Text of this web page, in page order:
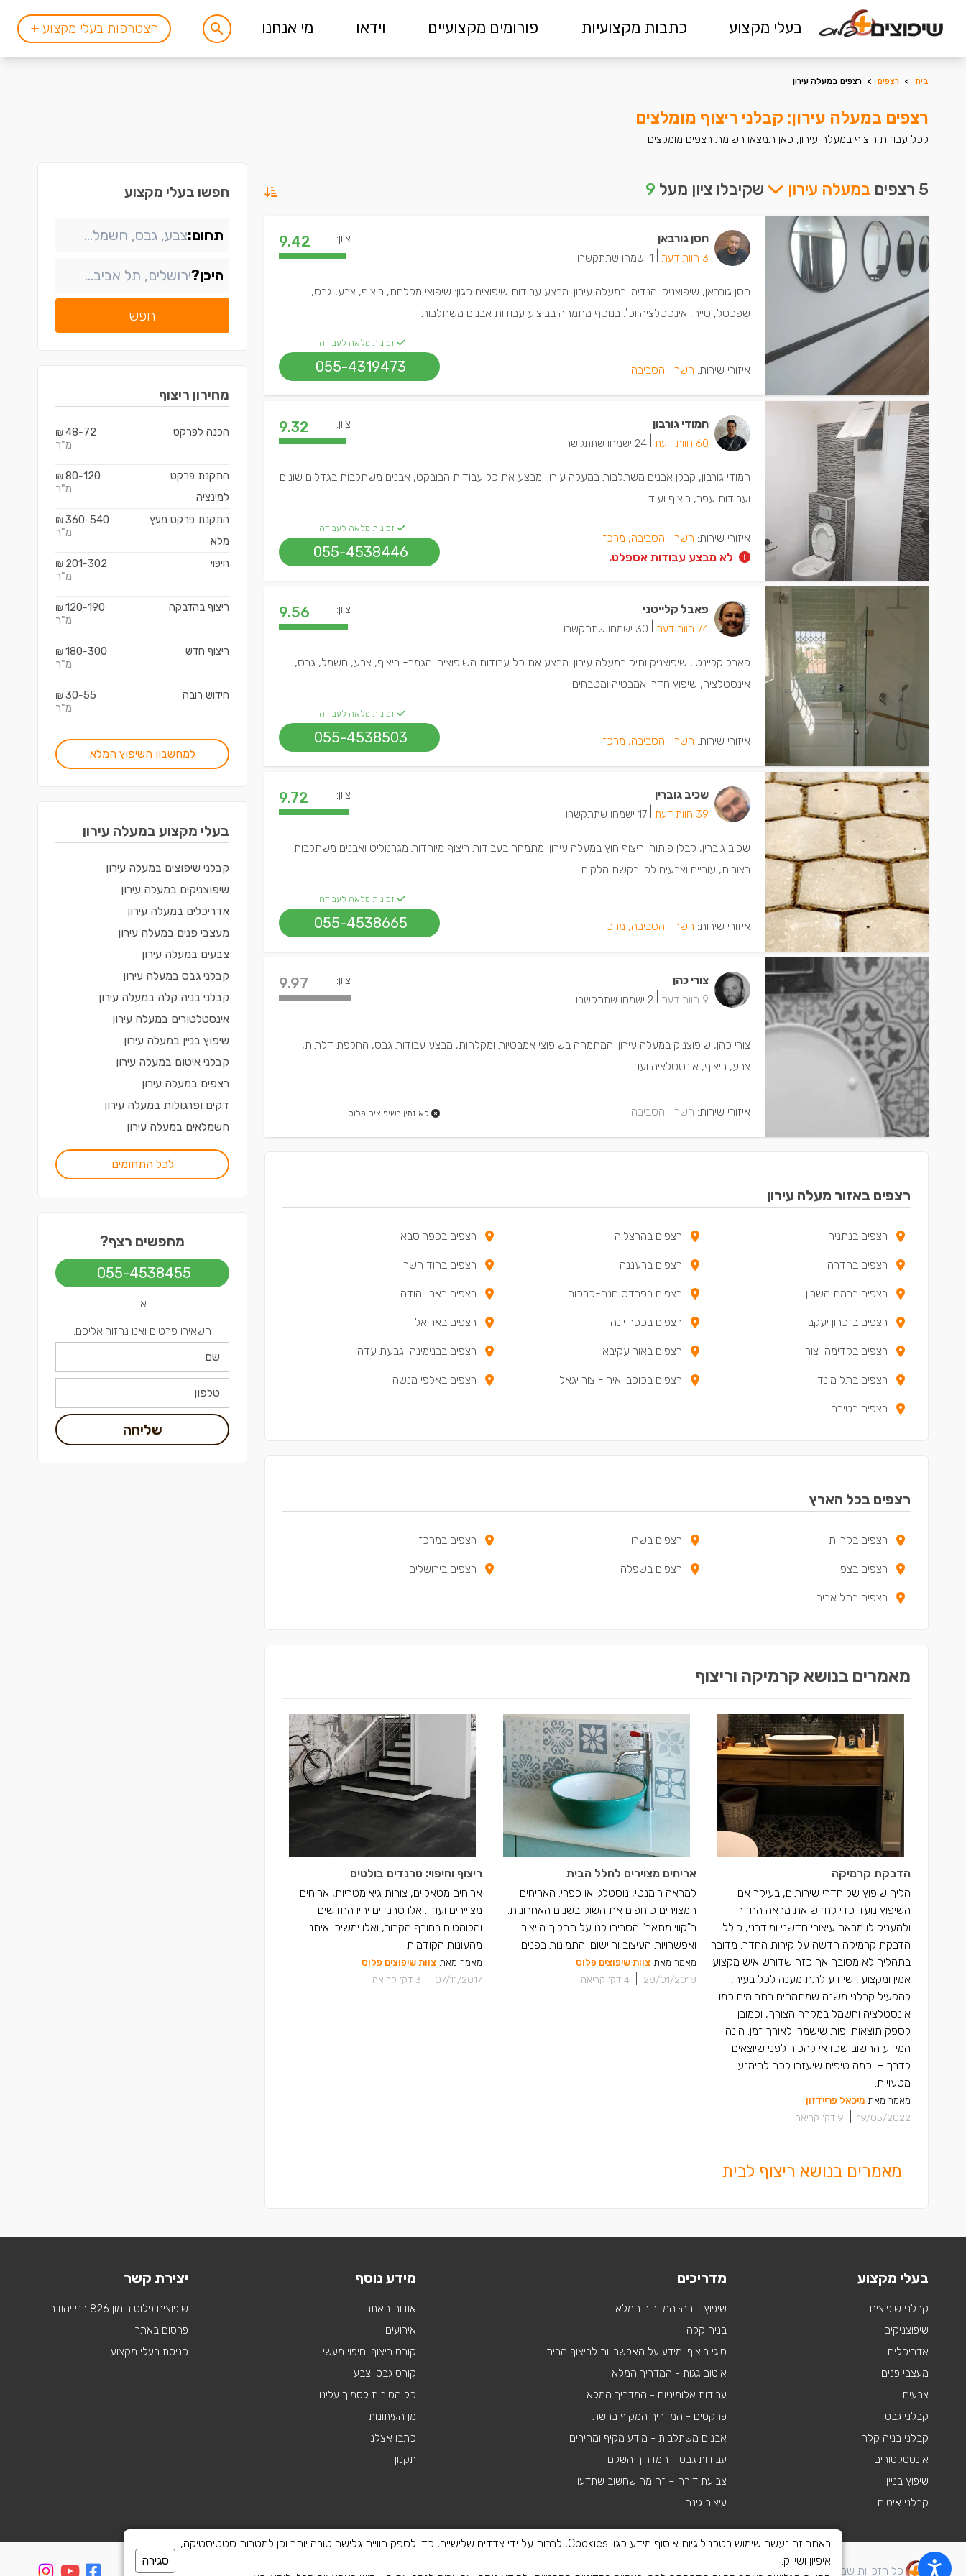
בעלי מקצוע כתבות מקצועיות פורומים מקצועיים וידאו מי אנחנו הצטרפות בעלי מקצוע +
בית > רצפים > רצפים במעלה עירון
רצפים במעלה עירון: קבלני ריצוף מומלצים
לכל עבודת ריצוף במעלה עירון, כאן תמצאו רשימת רצפים מומלצים
5 רצפים במעלה עירון שקיבלו ציון מעל 9
חסן גורבאן
3 חוות דעת 1 ישמחו שתתקשרו
ציון: 9.42
חסן גורבאן, שיפוצניק והנדימן במעלה עירון. מבצע עבודות שיפוצים כגון: שיפוצי מקלחת, ריצוף, צבע, גבס,
שפכטל, טייח, אינסטלציה וכו'. בנוסף מתמחה בביצוע עבודות אבנים משתלבות.
איזורי שירות: השרון והסביבה
זמינות מלאה לעבודה
055-4319473
חמודי גורבון
60 חוות דעת 24 ישמחו שתתקשרו
ציון: 9.32
חמודי גורבון, קבלן אבנים משתלבות במעלה עירון. מבצע את כל עבודות הבובקט, אבנים משתלבות בגדלים שונים
ועבודות עפר, ריצוף ועוד.
איזורי שירות: השרון והסביבה, מרכז
לא מבצע עבודות אספלט.
זמינות מלאה לעבודה
055-4538446
פאבל קלייטני
74 חוות דעת 30 ישמחו שתתקשרו
ציון: 9.56
פאבל קליינטי, שיפוצניק ותיק במעלה עירון. מבצע את כל עבודות השיפוצים והגמר- ריצוף, צבע, חשמל, גבס,
אינסטלציה, שיפוץ חדרי אמבטיה ומטבחים.
איזורי שירות: השרון והסביבה, מרכז
זמינות מלאה לעבודה
055-4538503
שכיב גוברין
39 חוות דעת 17 ישמחו שתתקשרו
ציון: 9.72
שכיב גוברין, קבלן פיתוח וריצוף חוץ במעלה עירון. מתמחה בעבודות ריצוף מיוחדות מגרנוליט ואבנים משתלבות
בצורות, עוביים וצבעים לפי בקשת הלקוח.
איזורי שירות: השרון והסביבה, מרכז
זמינות מלאה לעבודה
055-4538665
צורי כהן
9 חוות דעת 2 ישמחו שתתקשרו
ציון: 9.97
צורי כהן, שיפוצניק במעלה עירון. המתמחה בשיפוצי אמבטיות ומקלחות, מבצע עבודות גבס, החלפת דלתות,
צבע, ריצוף, אינסטלציה ועוד.
איזורי שירות: השרון והסביבה לא זמין בשיפוצים פלוס
רצפים באזור מעלה עירון
רצפים בנתניה רצפים בהרצליה רצפים בכפר סבא
רצפים בחדרה רצפים ברעננה רצפים בהוד השרון
רצפים ברמת השרון רצפים בפרדס חנה-כרכור רצפים באבן יהודה
רצפים בזכרון יעקב רצפים בכפר יונה רצפים באריאל
רצפים בקדימה-צורן רצפים באור עקיבא רצפים בבנימינה-גבעת עדה
רצפים בתל מונד רצפים בכוכב יאיר - צור יגאל רצפים באלפי מנשה
רצפים בטירה
רצפים בכל הארץ
רצפים בקריות רצפים בשרון רצפים במרכז
רצפים בצפון רצפים בשפלה רצפים בירושלים
רצפים בתל אביב
מאמרים בנושא קרמיקה וריצוף
הדבקת קרמיקה
הליך שיפוץ של חדרי שירותים, בעיקר אם
השיפוץ נועד כדי לחדש את מראה החדר
ולהעניק לו מראה עיצובי חדשני ומודרני, כולל
הדבקת קרמיקה חדשה על קירות החדר. מדובר
בתהליך לא מסובך אך כזה שדורש איש מקצוע
אמין ומקצועי, שיידע לתת מענה לכל בעיה,
להפעיל קבלני משנה שמתמחים בתחומים כמו
אינסטלציה וחשמל במקרה הצורך, וכמובן
לספק תוצאות יפות שישמרו לאורך זמן. הינה
המידע החשוב שכדאי להכיר לפני שיוצאים
לדרך – וכמה טיפים שיעזרו לכם להימנע
מטעויות.
מאמר מאת מיכאל פריידזון
19/05/2022
9 דק' קריאה
אריחים מצוירים לחלל הבית
למראה רומנטי, נוסטלגי או כפרי: האריחים
המצוירים סוחפים את השוק בשנים האחרונות.
ב"קווי מתאר" הסבירו לנו על תהליך הייצור
ואפשרויות העיצוב והיישום. התמונות בפנים
מאמר מאת צוות שיפוצים פלוס
28/01/2018
4 דק' קריאה
ריצוף וחיפוי: טרנדים בולטים
אריחים מטאליים, צורות גיאומטריות, אריחים
מצויירים ועוד.. אלו טרנדים יהיו החדשים
והלוהטים בחורף הקרוב, ואלו ימשיכו איתנו
מהעונות הקודמות
מאמר מאת צוות שיפוצים פלוס
07/11/2017
3 דק' קריאה
מאמרים בנושא ריצוף לבית
חפשו בעלי מקצוע
תחום:
היכן?
חפש
מחירון ריצוף
הכנה לפרקט 48-72
₪
מ"ר
התקנת פרקט
למינציה
80-120
₪
מ"ר
התקנת פרקט מעץ
מלא
360-540
₪
מ"ר
חיפוי 201-302
₪
מ"ר
ריצוף בהדבקה 120-190
₪
מ"ר
ריצוף חדש 180-300
₪
מ"ר
חידוש רובה 30-55
₪
מ"ר
למחשבון השיפוץ המלא
בעלי מקצוע במעלה עירון
קבלני שיפוצים במעלה עירון
שיפוצניקים במעלה עירון
אדריכלים במעלה עירון
מעצבי פנים במעלה עירון
צבעים במעלה עירון
קבלני גבס במעלה עירון
קבלני בניה קלה במעלה עירון
אינסטלטורים במעלה עירון
שיפוץ בניין במעלה עירון
קבלני איטום במעלה עירון
רצפים במעלה עירון
דקים ופרגולות במעלה עירון
חשמלאים במעלה עירון
לכל התחומים
מחפשים רצף?
055-4538455
או
השאירו פרטים ואנו נחזור אליכם:
שליחה
בעלי מקצוע
קבלני שיפוצים
שיפוצניקים
אדריכלים
מעצבי פנים
צבעים
קבלני גבס
קבלני בניה קלה
אינסטלטורים
שיפוץ בניין
קבלני איטום
מדריכים
שיפוץ דירה: המדריך המלא
בניה קלה
סוגי ריצוף: מידע על האפשרויות לריצוף הבית
איטום גגות - המדריך המלא
עבודות אלומיניום - המדריך המלא
פרקטים - המדריך המקיף ברשת
אבנים משתלבות - מידע מקיף ומחירים
עבודות גבס - המדריך השלם
צביעת דירה – זה מה שחשוב שתדעו
עיצוב גינה
מידע נוסף
אודות האתר
אירועים
קורס ריצוף וחיפוי מעשי
קורס גבס וצבע
כל הסיבות לסמוך עלינו
מן העיתונות
כתבו אצלנו
תקנון
יצירת קשר
שיפוצים פלוס רימון 826 בני יהודה
פרסום באתר
כניסת בעלי מקצוע
כל הזכויות שמורות לשיפוצים פלוס 2010-2026
באתר זה נעשה שימוש בטכנולוגיות איסוף מידע כגון Cookies, לרבות על ידי צדדים שלישיים, כדי לספק חוויית גלישה טובה יותר וכן למטרות סטטיסטיקה,
איפיון ושיווק.
סגירה